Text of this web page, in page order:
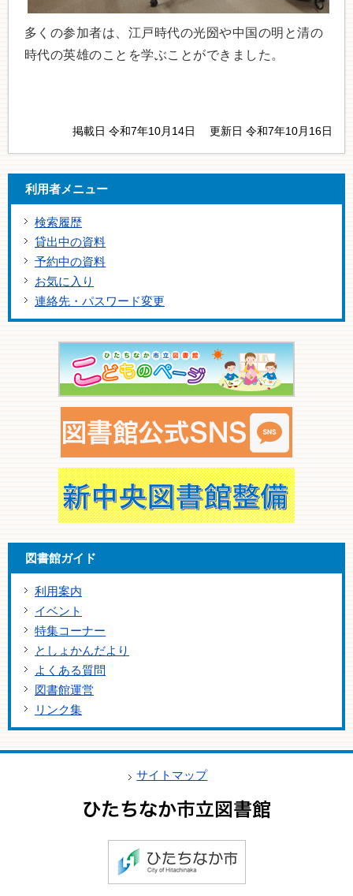
多くの参加者は、江戸時代の光圀や中国の明と清の
時代の英雄のことを学ぶことができました。
掲載日 令和7年10月14日 更新日 令和7年10月16日
利用者メニュー
検索履歴
貸出中の資料
予約中の資料
お気に入り
連絡先・パスワード変更
図書館ガイド
利用案内
イベント
特集コーナー
としょかんだより
よくある質問
図書館運営
リンク集
サイトマップ